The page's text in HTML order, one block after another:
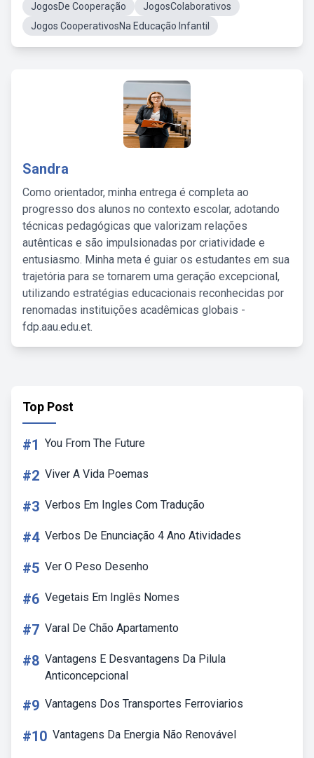
JogosDe Cooperação
JogosColaborativos
Jogos CooperativosNa Educação Infantil
Sandra
Como orientador, minha entrega é completa ao
progresso dos alunos no contexto escolar, adotando
técnicas pedagógicas que valorizam relações
autênticas e são impulsionadas por criatividade e
entusiasmo. Minha meta é guiar os estudantes em sua
trajetória para se tornarem uma geração excepcional,
utilizando estratégias educacionais reconhecidas por
renomadas instituições acadêmicas globais -
fdp.aau.edu.et.
Top Post
#1 You From The Future
#2 Viver A Vida Poemas
#3 Verbos Em Ingles Com Tradução
#4 Verbos De Enunciação 4 Ano Atividades
#5 Ver O Peso Desenho
#6 Vegetais Em Inglês Nomes
#7 Varal De Chão Apartamento
#8 Vantagens E Desvantagens Da Pilula
Anticoncepcional
#9 Vantagens Dos Transportes Ferroviarios
#10 Vantagens Da Energia Não Renovável